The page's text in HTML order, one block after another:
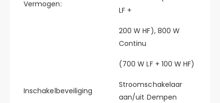
Vermogen:
LF +
200 W HF), 800 W
Continu
(700 W LF + 100 W HF)
Inschakelbeveiliging
Stroomschakelaar
aan/uit Dempen